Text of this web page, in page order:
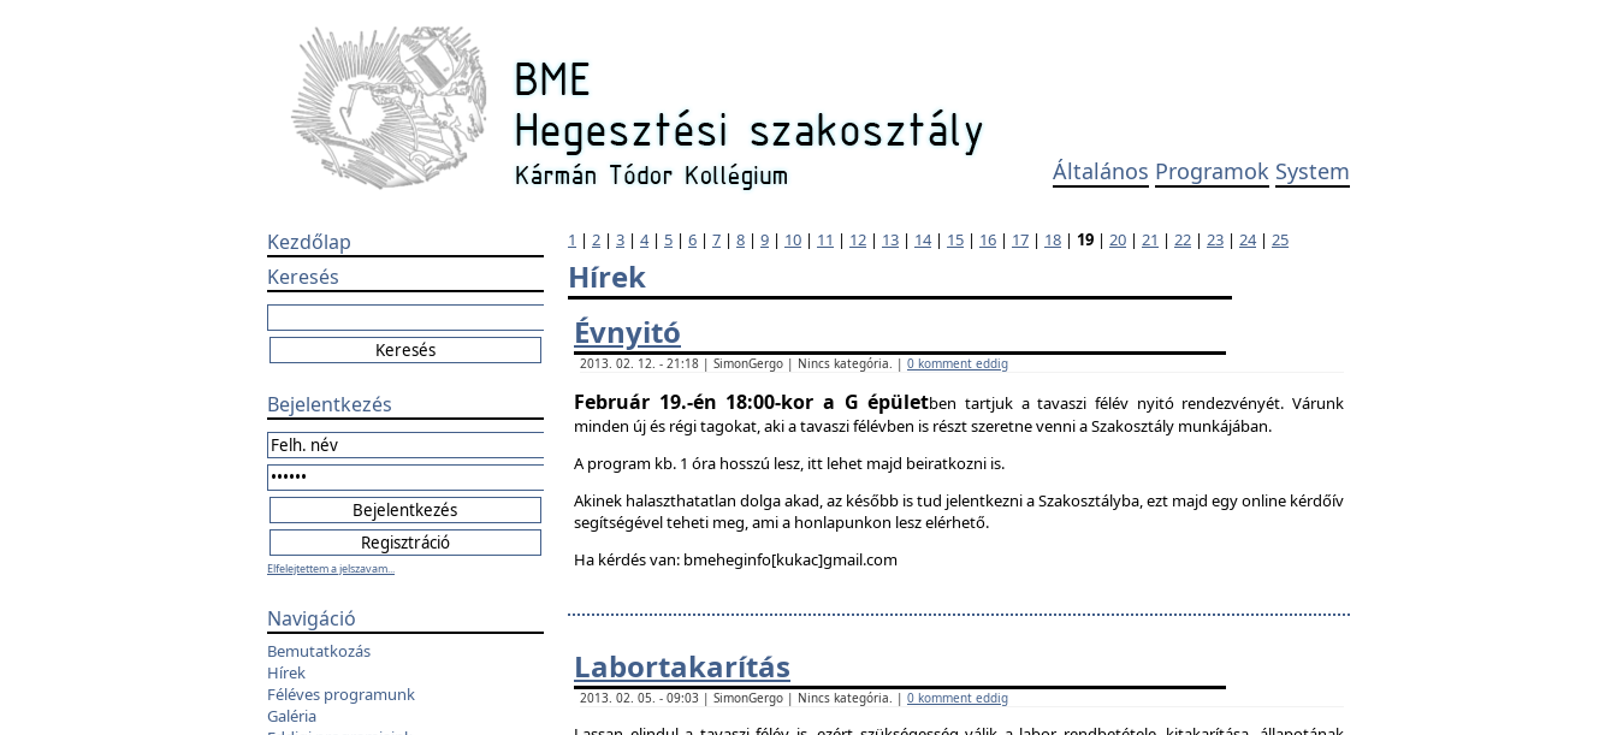
Általános Programok System
Kezdőlap
Keresés
Bejelentkezés
Elfelejtettem a jelszavam...
Navigáció
Bemutatkozás
Hírek
Féléves programunk
Galéria
1 | 2 | 3 | 4| 5 | 6 | 7 | 8 | 9 | 10 | 11 | 12 | 13 | 14| 15 | 16 | 17 | 18 | 19 | 20 | 21 | 22 | 23 | 24| 25
Hírek
Évnyitó
2013. 02. 12. - 21:18 | SimonGergo | Nincs kategória. | 0 komment eddig
Február 19.-én 18:00-kor a G épületben tartjuk a tavaszi félév nyitó rendezvényét. Várunk
minden új és régi tagokat, aki a tavaszi félévben is részt szeretne venni a Szakosztály munkájában.
A program kb. 1 óra hosszú lesz, itt lehet majd beiratkozni is.
Akinek halaszthatatlan dolga akad, az később is tud jelentkezni a Szakosztályba, ezt majd egy online kérdőív
segítségével teheti meg, ami a honlapunkon lesz elérhető.
Ha kérdés van: bmeheginfo[kukac]gmail.com
Labortakarítás
2013. 02. 05. - 09:03 | SimonGergo | Nincs kategória. | 0 komment eddig